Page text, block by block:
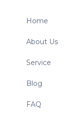
Home
About Us
Service
Blog
FAQ